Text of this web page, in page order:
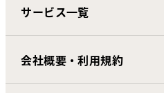
サービス一覧
会社概要・利用規約